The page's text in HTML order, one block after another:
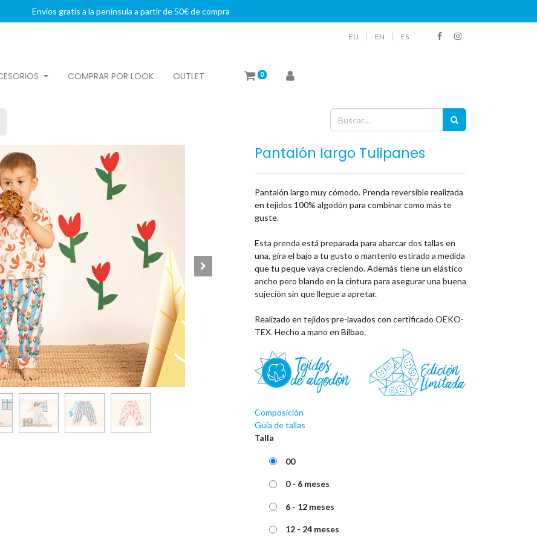
Envíos gratis a la península a partir de 50€ de compra
EU EN ES
COMPRAR POR LOOK OUTLET 0
Pantalón largo Tulipanes
Pantalón largo muy cómodo. Prenda reversible realizada
en tejidos 100% algodón para combinar como más te
guste.
Esta prenda está preparada para abarcar dos tallas en
una, gira el bajo a tu gusto o mantenlo estirado a medida
que tu peque vaya creciendo. Además tiene un elástico
ancho pero blando en la cintura para asegurar una buena
sujeción sin que llegue a apretar.
Realizado en tejidos pre-lavados con certificado OEKO-
TEX. Hecho a mano en Bilbao.
Composición
Guía de tallas
Talla
00
0 - 6 meses
6 - 12 meses
12 - 24 meses